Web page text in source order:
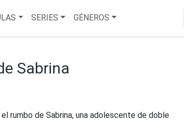
SERIES GÉNEROS
Sabrina
rumbo de Sabrina, una adolescente de doble